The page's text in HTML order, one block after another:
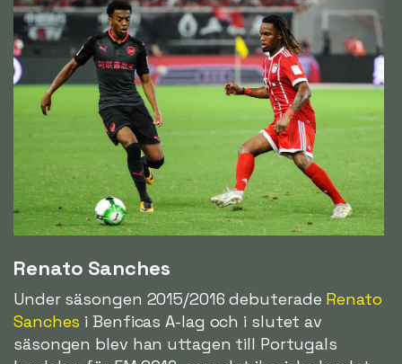
Renato Sanches
Under säsongen 2015/2016 debuterade Renato
Sanches i Benficas A-lag och i slutet av
säsongen blev han uttagen till Portugals